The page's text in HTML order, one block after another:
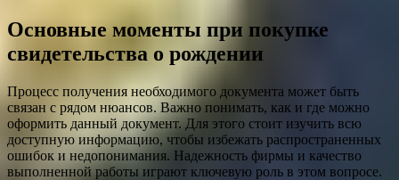
Основные моменты при покупке
свидетельства о рождении
Процесс получения необходимого документа может быть
связан с рядом нюансов. Важно понимать, как и где можно
оформить данный документ. Для этого стоит изучить всю
доступную информацию, чтобы избежать распространенных
ошибок и недопонимания. Надежность фирмы и качество
выполненной работы играют ключевую роль в этом вопросе.